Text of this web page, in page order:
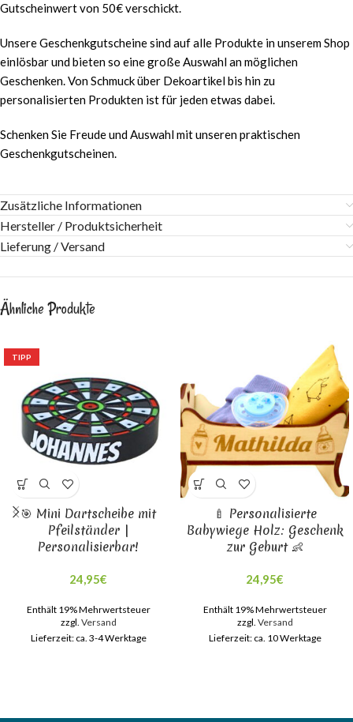
Gutscheinwert von 50€ verschickt.
Unsere Geschenkgutscheine sind auf alle Produkte in unserem Shop
einlösbar und bieten so eine große Auswahl an möglichen
Geschenken. Von Schmuck über Dekoartikel bis hin zu
personalisierten Produkten ist für jeden etwas dabei.
Schenken Sie Freude und Auswahl mit unseren praktischen
Geschenkgutscheinen.
Zusätzliche Informationen
Hersteller / Produktsicherheit
Lieferung / Versand
Ähnliche Produkte
TIPP
🎯 Mini Dartscheibe mit
Pfeilständer |
Personalisierbar!
24,95€
Enthält 19% Mehrwertsteuer
zzgl. Versand
Lieferzeit: ca. 3-4 Werktage
🍼 Personalisierte
Babywiege Holz: Geschenk
zur Geburt 👶
24,95€
Enthält 19% Mehrwertsteuer
zzgl. Versand
Lieferzeit: ca. 10 Werktage